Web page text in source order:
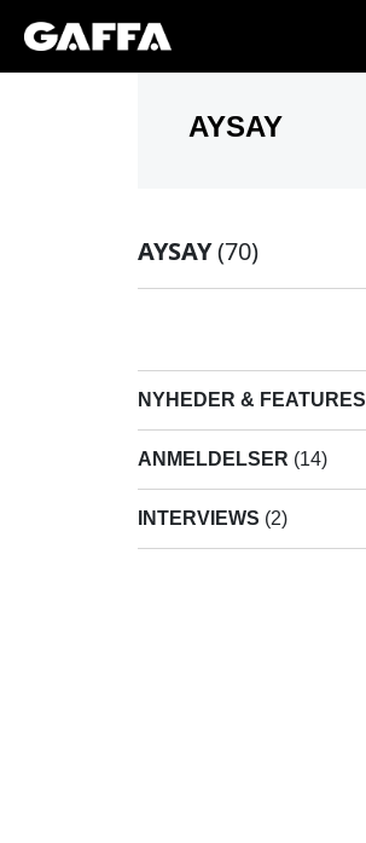
AYSAY(70)
NYHEDER & FEATURES
ANMELDELSER (14)
INTERVIEWS (2)